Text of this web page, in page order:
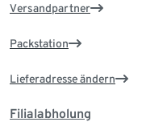
Versandpartner
Packstation
Lieferadresse ändern
Filialabholung